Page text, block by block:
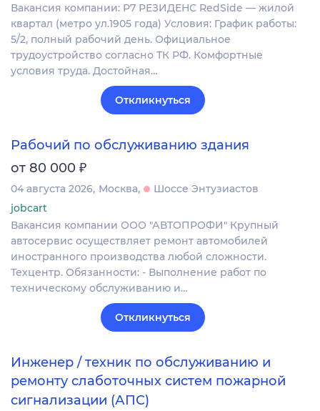
Вакансия компании: Р7 РЕЗИДЕНС RedSide — жилой
квартал (метро ул.1905 года) Условия: График работы:
5/2, полный рабочий день. Официальное
трудоустройство согласно ТК РФ. Комфортные
условия труда. Достойная…
Откликнуться
Рабочий по обслуживанию здания
от 80 000 ₽
04 августа 2026 Москва
Шоссе Энтузиастов
jobcart
Вакансия компании ООО "АВТОПРОФИ" Крупный
автосервис осуществляет ремонт автомобилей
иностранного производства любой сложности.
Техцентр. Обязанности: - Выполнение работ по
техническому обслуживанию и…
Откликнуться
Инженер / техник по обслуживанию и
ремонту слаботочных систем пожарной
сигнализации (АПС)